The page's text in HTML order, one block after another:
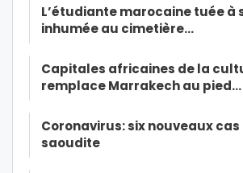
L’étudiante marocaine tuée à
inhumée au cimetière…
Capitales africaines de la
remplace Marrakech au pied…
Coronavirus: six nouveaux cas
saoudite